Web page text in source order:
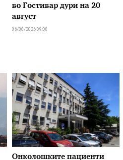
во Гостивар дури на 20
август
06/08/2026 09:08
Онколошките пациенти